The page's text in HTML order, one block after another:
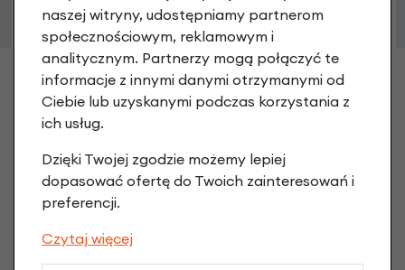
Czarny
89,90 zł
naszej witryny, udostępniamy partnerom
społecznościowym, reklamowym i
analitycznym. Partnerzy mogą połączyć te
informacje z innymi danymi otrzymanymi od
Ciebie lub uzyskanymi podczas korzystania z
ich usług.
Dzięki Twojej zgodzie możemy lepiej
dopasować ofertę do Twoich zainteresowań i
preferencji.
Czytaj więcej